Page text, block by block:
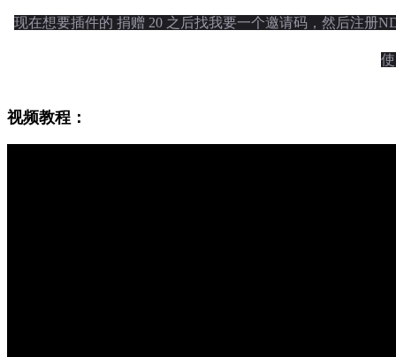
现在想要插件的 捐赠 20 之后找我要一个邀请码，然后注册
视频教程：